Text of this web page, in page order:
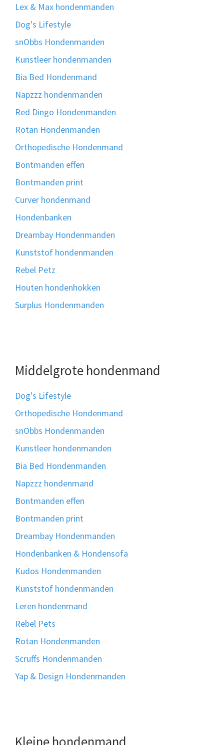
Lex & Max hondenmanden
Dog's Lifestyle
snObbs Hondenmanden
Kunstleer hondenmanden
Bia Bed Hondenmand
Napzzz hondenmanden
Red Dingo Hondenmanden
Rotan Hondenmanden
Orthopedische Hondenmand
Bontmanden effen
Bontmanden print
Curver hondenmand
Hondenbanken
Dreambay Hondenmanden
Kunststof hondenmanden
Rebel Petz
Houten hondenhokken
Surplus Hondenmanden
Middelgrote hondenmand
Dog's Lifestyle
Orthopedische Hondenmand
snObbs Hondenmanden
Kunstleer hondenmanden
Bia Bed Hondenmanden
Napzzz hondenmand
Bontmanden effen
Bontmanden print
Dreambay Hondenmanden
Hondenbanken & Hondensofa
Kudos Hondenmanden
Kunststof hondenmanden
Leren hondenmand
Rebel Pets
Rotan Hondenmanden
Scruffs Hondenmanden
Yap & Design Hondenmanden
Kleine hondenmand